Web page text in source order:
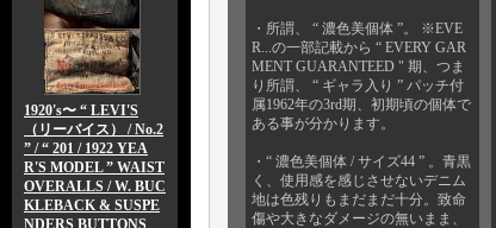
1920's〜 “ LEVI'S
（リーバイス） / No.2
” / “ 201 / 1922 YEA
R'S MODEL ” WAIST
OVERALLS / W. BUC
KLEBACK & SUSPE
NDERS BUTTONS
・所謂、 “ 濃色美個体 ”。 ※EVE
R...の一部記載から “ EVERY GAR
MENT GUARANTEED " 期、つま
り所謂、 “ ギャラ入り ” パッチ付
属1962年の3rd期、初期頃の個体で
ある事が分かります。
・“ 濃色美個体 / サイズ44 ” 。青黒
く、使用感を感じさせないデニム
地は色残りもまだまだ十分。致命
傷や大きなダメージの無いまま、